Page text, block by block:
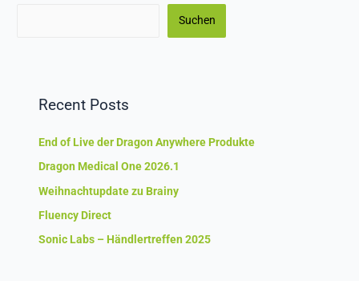
Suchen
Recent Posts
End of Live der Dragon Anywhere Produkte
Dragon Medical One 2026.1
Weihnachtupdate zu Brainy
Fluency Direct
Sonic Labs – Händlertreffen 2025